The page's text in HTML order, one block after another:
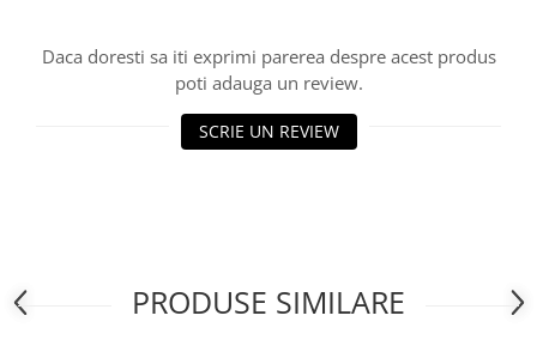
Daca doresti sa iti exprimi parerea despre acest produs
poti adauga un review.
SCRIE UN REVIEW
PRODUSE SIMILARE